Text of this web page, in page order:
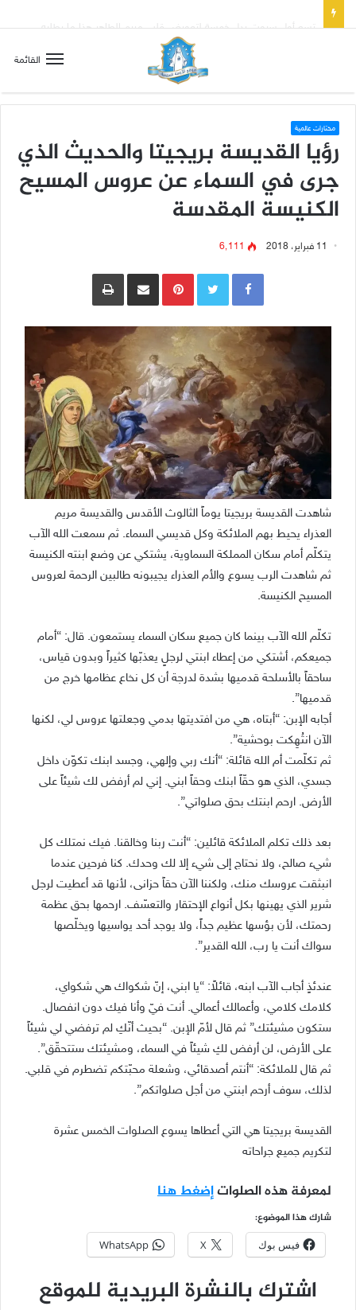
القائمة
مختارات عالمية
رؤيا القديسة بريجيتا والحديث الذي
جرى في السماء عن عروس المسيح
الكنيسة المقدسة
11 فبراير، 2018 6٬111
Pinterestمشاركة عبر البريد طباعة
شاهدت القديسة بريجيتا يوماً الثالوث الأقدس والقديسة مريم
العذراء يحيط بهم الملائكة وكل قديسي السماء. ثم سمعت الله الآب
يتكلّم أمام سكان المملكة السماوية، يشتكي عن وضع ابنته الكنيسة
ثم شاهدت الرب يسوع والأم العذراء يجيبونه طالبين الرحمة لعروس
المسيح الكنيسة.
تكلّم الله الآب بينما كان جميع سكان السماء يستمعون. قال: “أمام
جميعكم، أشتكي من إعطاء ابنتي لرجلٍ يعذبّها كثيراً وبدون قياس،
ساحقاً بالأسلحة قدميها بشدة لدرجة أن كل نخاع عظامها خرج من
قدميها”.
أجابه الإبن: “أبتاه، هي من افتديتها بدمي وجعلتها عروس لي، لكنها
الآن انتُهِكت بوحشية”.
ثم تكلّمت أم الله قائلة: “أنك ربي وإلهي، وجسد ابنك تكوّن داخل
جسدي، الذي هو حقّاً ابنك وحقاً ابني. إني لم أرفض لك شيئاً على
الأرض. ارحم ابنتك بحق صلواتي”.
بعد ذلك تكلم الملائكة قائلين: “أنت ربنا وخالقنا. فيك نمتلك كل
شيء صالح، ولا نحتاج إلى شيء إلا لك وحدك. كنا فرحين عندما
انبثقت عروسك منك، ولكننا الآن حقاً حزانى، لأنها قد أعطيت لرجل
شرير الذي يهينها بكل أنواع الإحتقار والتعسّف. ارحمها بحق عظمة
رحمتك، لأن بؤسها عظيم جداً، ولا يوجد أحد يواسيها ويخلّصها
سواك أنت يا رب، الله القدير”.
عندئذٍ أجاب الآب ابنه، قائلاً: “يا ابني، إنّ شكواك هي شكواي،
كلامك كلامي، وأعمالك أعمالي. أنت فيّ وأنا فيك دون انفصال.
ستكون مشيئتك” ثم قال لأمّ الإبن. “بحيث أنّكِ لم ترفضي لي شيئاً
على الأرض، لن أرفض لكِ شيئاً في السماء، ومشيئتك ستتحقّق”.
ثم قال للملائكة: “أنتم أصدقائي، وشعلة محبّتكم تضطرم في قلبي.
لذلك، سوف أرحم ابنتي من أجل صلواتكم”.
القديسة بريجيتا هي التي أعطاها يسوع الصلوات الخمس عشرة
لتكريم جميع جراحاته
لمعرفة هذه الصلواتإضغط هنا
شارك هذا الموضوع:
فيس بوك X
WhatsApp
اشترك بالنشرة البريدية للموقع